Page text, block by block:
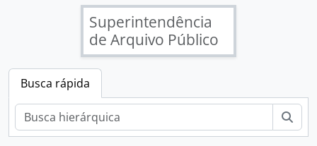
Superintendência
de Arquivo Público
Busca rápida